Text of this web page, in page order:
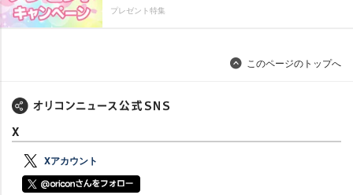
プレゼント特集
このページのトップへ
X
Xアカウント